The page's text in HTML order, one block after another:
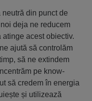
din punct de
deja ne reducem
acest obiectiv.
ajută să controlăm
să ne extindem
pe know-
să credem în energia
și utilizează